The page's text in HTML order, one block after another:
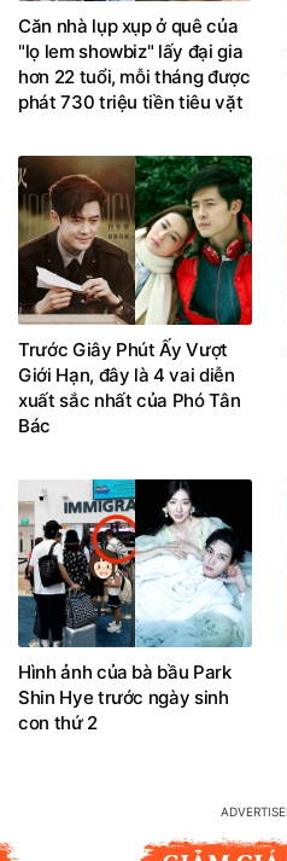
Căn nhà lụp xụp ở quê của
"lọ lem showbiz" lấy đại gia
hơn 22 tuổi, mỗi tháng được
phát 730 triệu tiền tiêu vặt
Trước Giây Phút Ấy Vượt
Giới Hạn, đây là 4 vai diễn
xuất sắc nhất của Phó Tân
Bác
Hình ảnh của bà bầu Park
Shin Hye trước ngày sinh
con thứ 2